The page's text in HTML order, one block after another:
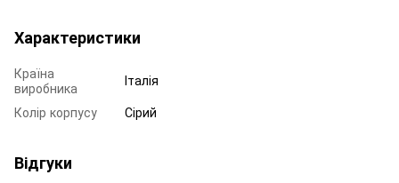
Характеристики
Країна
виробника
Італія
Колір корпусу
Сірий
Відгуки